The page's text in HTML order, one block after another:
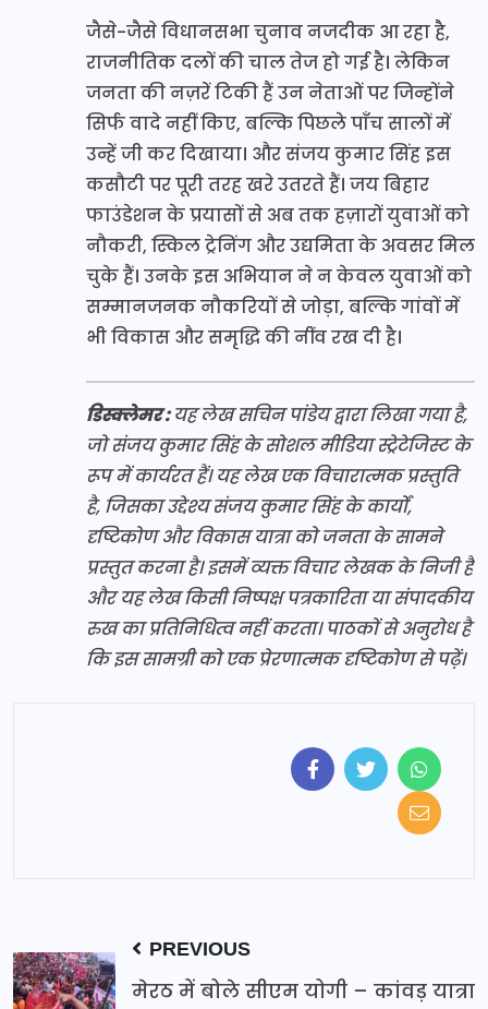
जैसे-जैसे विधानसभा चुनाव नजदीक आ रहा है,
राजनीतिक दलों की चाल तेज हो गई है। लेकिन
जनता की नज़रें टिकी हैं उन नेताओं पर जिन्होंने
सिर्फ वादे नहीं किए, बल्कि पिछले पाँच सालों में
उन्हें जी कर दिखाया। और संजय कुमार सिंह इस
कसौटी पर पूरी तरह खरे उतरते हैं। जय बिहार
फाउंडेशन के प्रयासों से अब तक हज़ारों युवाओं को
नौकरी, स्किल ट्रेनिंग और उद्यमिता के अवसर मिल
चुके हैं। उनके इस अभियान ने न केवल युवाओं को
सम्मानजनक नौकरियों से जोड़ा, बल्कि गांवों में
भी विकास और समृद्धि की नींव रख दी है।
डिस्क्लेमर :यह लेख सचिन पांडेय द्वारा लिखा गया है,
जो संजय कुमार सिंह के सोशल मीडिया स्ट्रेटेजिस्ट के
रूप में कार्यरत हैं। यह लेख एक विचारात्मक प्रस्तुति
है, जिसका उद्देश्य संजय कुमार सिंह के कार्यों,
दृष्टिकोण और विकास यात्रा को जनता के सामने
प्रस्तुत करना है। इसमें व्यक्त विचार लेखक के निजी हैं
और यह लेख किसी निष्पक्ष पत्रकारिता या संपादकीय
रुख का प्रतिनिधित्व नहीं करता। पाठकों से अनुरोध है
कि इस सामग्री को एक प्रेरणात्मक दृष्टिकोण से पढ़ें।
PREVIOUS
मेरठ में बोले सीएम योगी – कांवड़ यात्रा